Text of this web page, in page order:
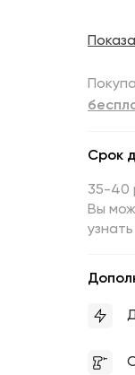
Срок
35-40
Вы